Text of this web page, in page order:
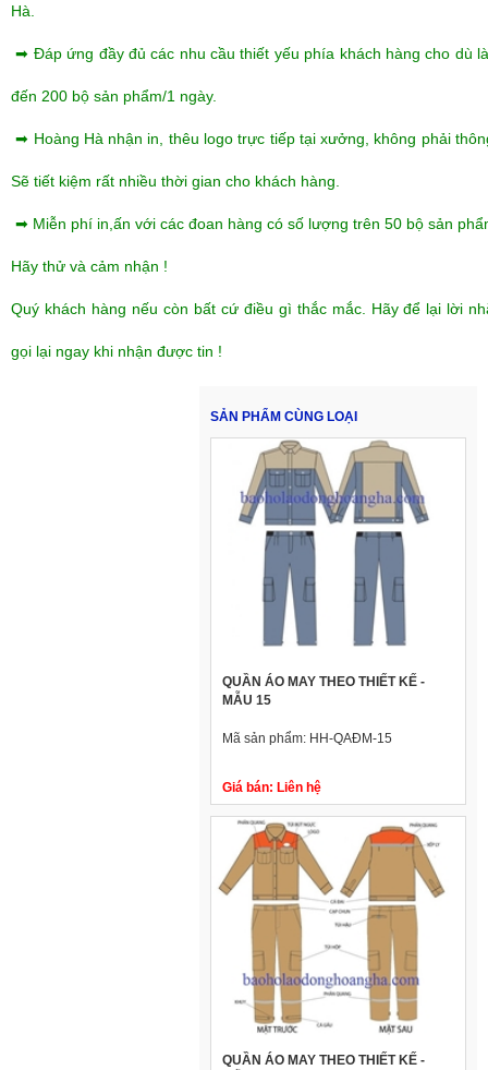
Hà.
➡ Đáp ứng đầy đủ các nhu cầu thiết yếu phía khách hàng cho dù
đến 200 bộ sản phẩm/1 ngày.
➡ Hoàng Hà nhận in, thêu logo trực tiếp tại xưởng, không phải
Sẽ tiết kiệm rất nhiều thời gian cho khách hàng.
➡ Miễn phí in,ấn với các đoan hàng có số lượng trên 50 bộ sản
Hãy thử và cảm nhận !
Quý khách hàng nếu còn bất cứ điều gì thắc mắc. Hãy để lại lời
gọi lại ngay khi nhận được tin !
SẢN PHẨM CÙNG LOẠI
QUẦN ÁO MAY THEO THIẾT KẾ -
MẪU 15
Mã sản phẩm: HH-QAĐM-15
Giá bán: Liên hệ
QUẦN ÁO MAY THEO THIẾT KẾ -